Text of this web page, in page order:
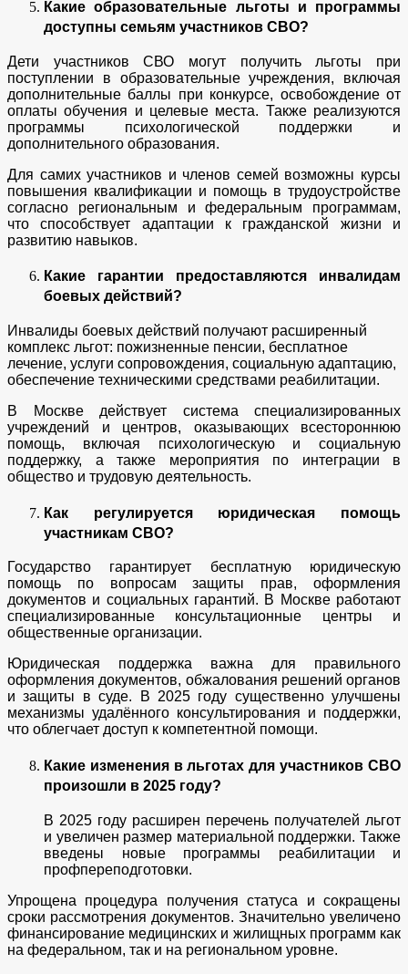
Какие образовательные льготы и программы
доступны семьям участников СВО?
Дети участников СВО могут получить льготы при
поступлении в образовательные учреждения, включая
дополнительные баллы при конкурсе, освобождение от
оплаты обучения и целевые места. Также реализуются
программы психологической поддержки и
дополнительного образования.
Для самих участников и членов семей возможны курсы
повышения квалификации и помощь в трудоустройстве
согласно региональным и федеральным программам,
что способствует адаптации к гражданской жизни и
развитию навыков.
Какие гарантии предоставляются инвалидам
боевых действий?
Инвалиды боевых действий получают расширенный
комплекс льгот: пожизненные пенсии, бесплатное
лечение, услуги сопровождения, социальную адаптацию,
обеспечение техническими средствами реабилитации.
В Москве действует система специализированных
учреждений и центров, оказывающих всестороннюю
помощь, включая психологическую и социальную
поддержку, а также мероприятия по интеграции в
общество и трудовую деятельность.
Как регулируется юридическая помощь
участникам СВО?
Государство гарантирует бесплатную юридическую
помощь по вопросам защиты прав, оформления
документов и социальных гарантий. В Москве работают
специализированные консультационные центры и
общественные организации.
Юридическая поддержка важна для правильного
оформления документов, обжалования решений органов
и защиты в суде. В 2025 году существенно улучшены
механизмы удалённого консультирования и поддержки,
что облегчает доступ к компетентной помощи.
Какие изменения в льготах для участников СВО
произошли в 2025 году?
В 2025 году расширен перечень получателей льгот
и увеличен размер материальной поддержки. Также
введены новые программы реабилитации и
профпереподготовки.
Упрощена процедура получения статуса и сокращены
сроки рассмотрения документов. Значительно увеличено
финансирование медицинских и жилищных программ как
на федеральном, так и на региональном уровне.